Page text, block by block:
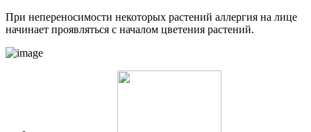
При непереносимости некоторых растений аллергия на лице
начинает проявляться с началом цветения растений.